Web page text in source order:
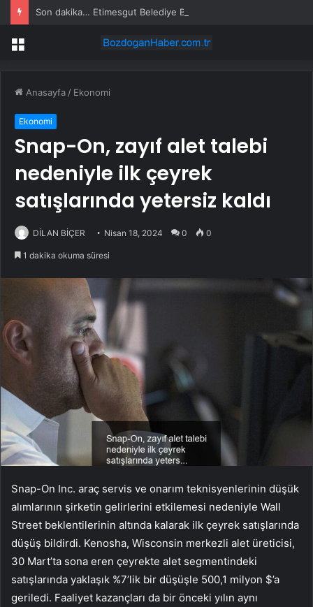
Menü
Anasayfa / Ekonomi
Ekonomi
Snap-On, zayıf alet talebi
nedeniyle ilk çeyrek
satışlarında yetersiz kaldı
DİLAN BİÇER Nisan 18, 2024 0 0
1 dakika okuma süresi
Snap-On Inc. araç servis ve onarım teknisyenlerinin düşük
alımlarının şirketin gelirlerini etkilemesi nedeniyle Wall
Street beklentilerinin altında kalarak ilk çeyrek satışlarında
düşüş bildirdi. Kenosha, Wisconsin merkezli alet üreticisi,
30 Mart’ta sona eren çeyrekte alet segmentindeki
satışlarında yaklaşık %7’lik bir düşüşle 500,1 milyon $’a
geriledi. Faaliyet kazançları da bir önceki yılın aynı